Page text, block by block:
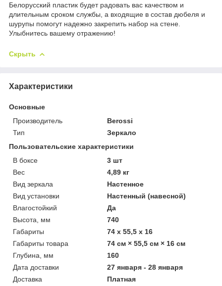
Белорусский пластик будет радовать вас качеством и
длительным сроком службы, а входящие в состав дюбеля и
шурупы помогут надежно закрепить набор на стене.
Улыбнитесь вашему отражению!
Скрыть
Характеристики
Основные
Производитель
Berossi
Тип
Зеркало
Пользовательские характеристики
В боксе
3 шт
Вес
4,89 кг
Вид зеркала
Настенное
Вид установки
Настенный (навесной)
Влагостойкий
Да
Высота, мм
740
Габариты
74 x 55,5 x 16
Габариты товара
74 см × 55,5 см × 16 см
Глубина, мм
160
Дата доставки
27 января - 28 января
Доставка
Платная